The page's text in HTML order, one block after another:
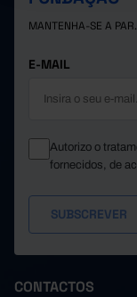
MANTENHA-SE A PAR.
E-MAIL
Autorizo o
fornecidos, de
CONTACTOS